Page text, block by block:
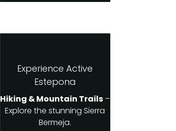
Experience Active
Estepona
Hiking & Mountain Trails –
Explore the stunning Sierra
Bermeja.